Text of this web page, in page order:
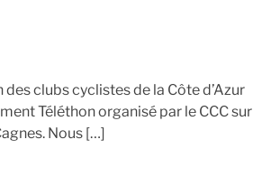
clubs cyclistes de la Côte d’Azur
Téléthon organisé par le CCC sur
Nous […]